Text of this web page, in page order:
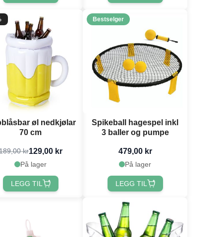
øl nedkjølar
70 cm
kr129,00 kr
På lager
LEGG TIL
Bestselger
Spikeball hagespel inkl
3 baller og pumpe
479,00 kr
På lager
LEGG TIL